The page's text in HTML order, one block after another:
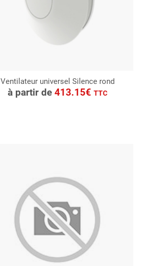
Ventilateur universel Silence rond
à partir de 413.15€ TTC
CONSULTER
Demande de devis